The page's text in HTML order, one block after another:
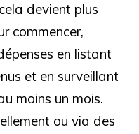
devient plus
commencer,
en listant
et en surveillant
moins un mois.
ou via des